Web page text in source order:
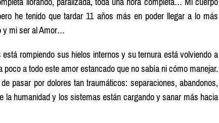
he tenido que tardar 11 años más en poder llegar a lo más
y mi ser al Amor…
rompiendo sus hielos internos y su ternura está volviendo a
a todo este amor estancado que no sabía ni cómo manejar.
pasar por dolores tan traumáticos: separaciones, abandonos,
humanidad y los sistemas están cargando y sanar más hacia